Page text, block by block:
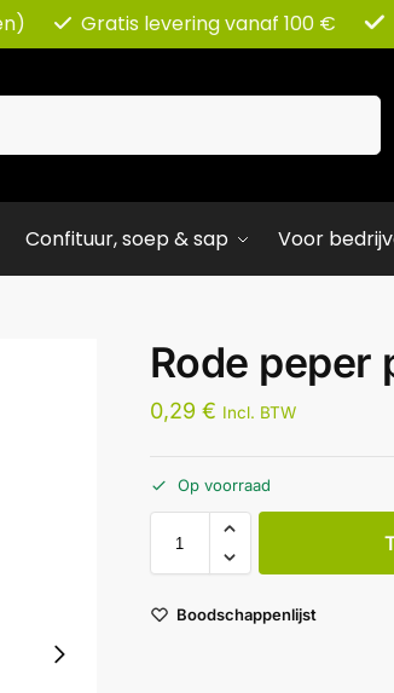
Gratis levering vanaf 100 €
Confituur, soep & sap Voor
Rode peper
0,29 € Incl. BTW
Op voorraad
Boodschappenlijst